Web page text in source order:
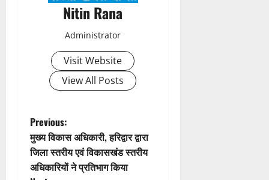
t
i
Nitin Rana
Administrator
Visit Website
View All Posts
P
o
Previous:
मुख्य विकास अधिकारी, हरिद्वार द्वारा
जिला स्तरीय एवं विकासखंड स्तरीय
अधिकारियों ने प्रतिभाग किया